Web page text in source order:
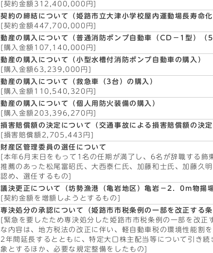
[契約金額312,400,000円]
契約の締結について（姫路市立大津小学校屋内運動場長寿命
[契約金額447,700,000円]
動産の購入について（普通消防ポンプ自動車（CD－1型）（5
[購入金額107,140,000円]
動産の購入について（小型水槽付消防ポンプ自動車の購入）
[購入金額63,239,000円]
動産の購入について（救急車（3台）の購入）
[購入金額110,540,320円]
動産の購入について（個人用防火装備の購入）
[購入金額203,396,270円]
損害賠償額の決定について（交通事故による損害賠償額の決定
[損害賠償額2,705,443円]
財産区管理委員の選任について
[本年6月末日をもって1名の任期が満了し、6名が辞職する
推薦のあった松尾富昭氏、大西泰仁氏、加藤和士氏、加藤久
認め、選任するもの]
議決更正について（坊勢漁港（亀岩地区）亀岩－2．0m物揚
[契約金額を増額しようとするもの]
専決処分の承認について（姫路市市税条例の一部を改正する
[緊急を要したため専決処分した姫路市市税条例の一部を改
な内容は、地方税法の改正に伴い、軽自動車税の環境性能割
2年間延長するとともに、特定大口株主配当等について引き
象とするほか、必要な規定整備をしたもの]